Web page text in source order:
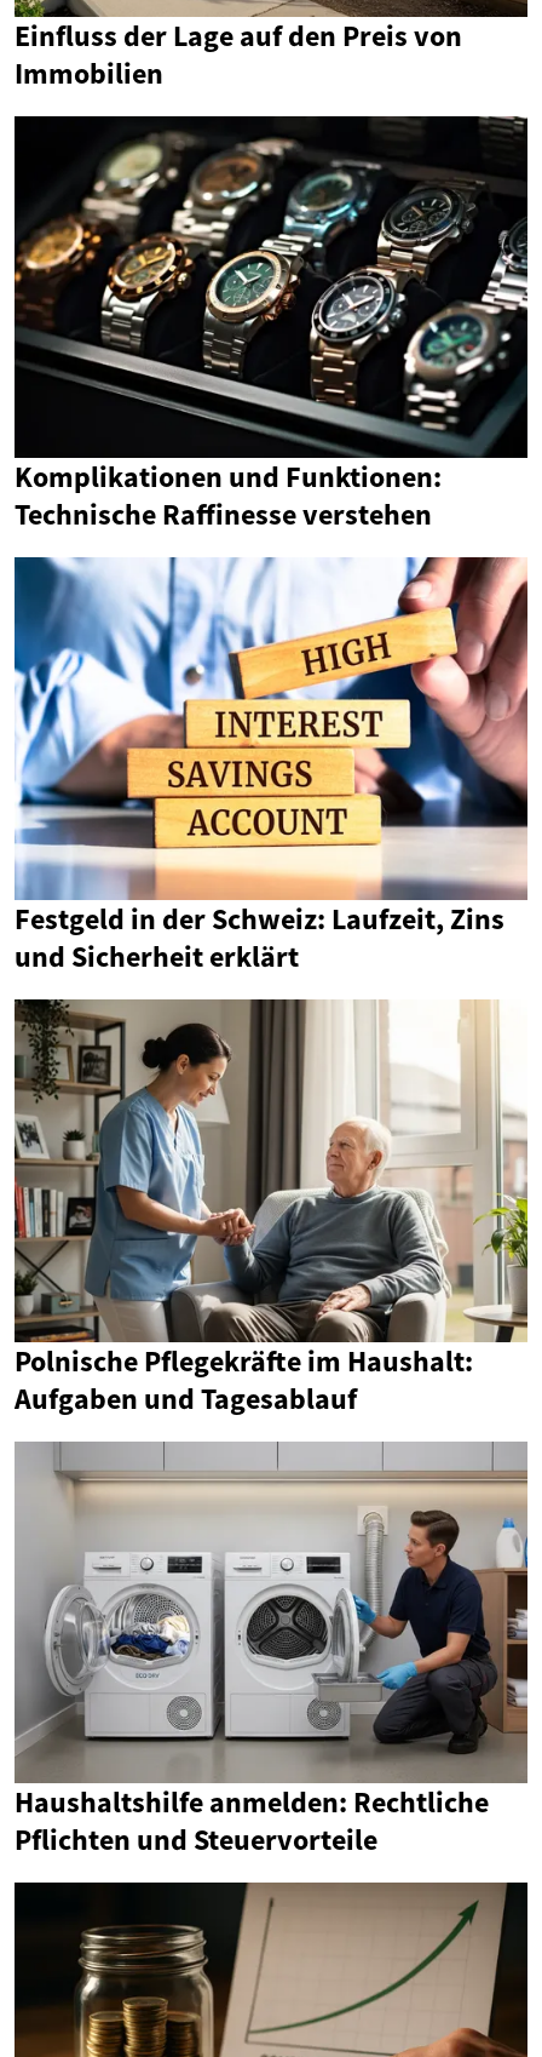
Einfluss der Lage auf den Preis von
Immobilien
Komplikationen und Funktionen:
Technische Raffinesse verstehen
Festgeld in der Schweiz: Laufzeit, Zins
und Sicherheit erklärt
Polnische Pflegekräfte im Haushalt:
Aufgaben und Tagesablauf
Haushaltshilfe anmelden: Rechtliche
Pflichten und Steuervorteile